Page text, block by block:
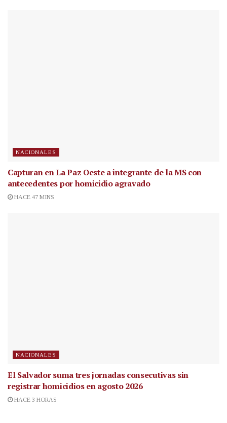
NACIONALES
Capturan en La Paz Oeste a integrante de la MS con
antecedentes por homicidio agravado
HACE 47 MINS
NACIONALES
El Salvador suma tres jornadas consecutivas sin
registrar homicidios en agosto 2026
HACE 3 HORAS